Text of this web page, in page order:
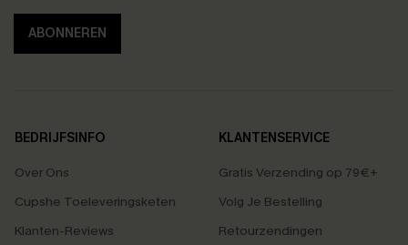
ABONNEREN
BEDRIJFSINFO
Over Ons
Cupshe Toeleveringsketen
Klanten-Reviews
KLANTENSERVICE
Gratis Verzending op 79€+
Volg Je Bestelling
Retourzendingen